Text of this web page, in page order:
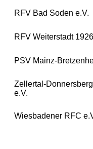
RFV Bad Soden e.V.
RFV Weiterstadt
PSV Mainz-
Zellertal-
e.V.
Wiesbadener RFC